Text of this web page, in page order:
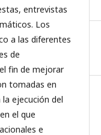
entrevistas
Los
a las diferentes
de
fin de mejorar
tomadas en
ejecución del
el que
e